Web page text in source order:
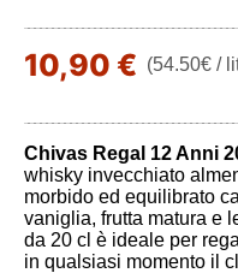
10,90 € (54.50€ /
Chivas Regal 12 Anni
whisky invecchiato
morbido ed equilibrato
vaniglia, frutta matura e
da 20 cl è ideale per
in qualsiasi momento il